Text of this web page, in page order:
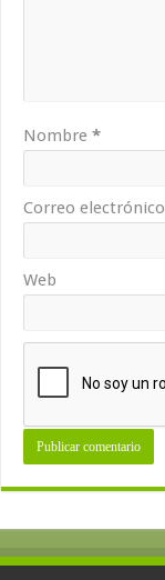
Nombre *
Correo electrónico
Web